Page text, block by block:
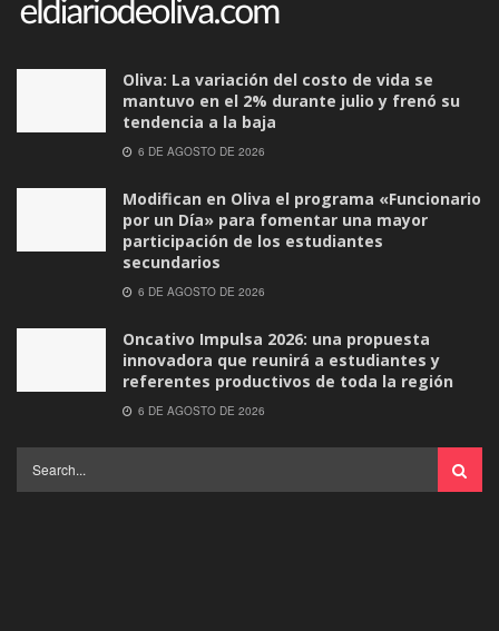
Oliva: La variación del costo de vida se
mantuvo en el 2% durante julio y frenó su
tendencia a la baja
6 DE AGOSTO DE 2026
Modifican en Oliva el programa «Funcionario
por un Día» para fomentar una mayor
participación de los estudiantes
secundarios
6 DE AGOSTO DE 2026
Oncativo Impulsa 2026: una propuesta
innovadora que reunirá a estudiantes y
referentes productivos de toda la región
6 DE AGOSTO DE 2026